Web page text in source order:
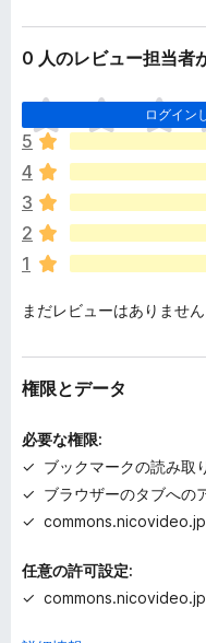
0 人のレビュー担当者
ログイン
ま
だ
評
価
さ
れ
て
い
せ
5
4
3
2
1
まだレビューはありません
権限とデータ
必要な権限:
ブックマークの読み取
ブラウザーのタブへの
commons.nicovideo.jp
任意の許可設定:
commons.nicovideo.jp